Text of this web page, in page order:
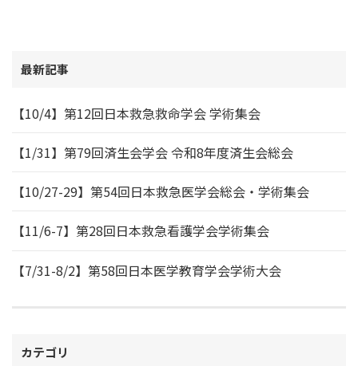
最新記事
【10/4】第12回日本救急救命学会 学術集会
【1/31】第79回済生会学会 令和8年度済生会総会
【10/27-29】第54回日本救急医学会総会・学術集会
【11/6-7】第28回日本救急看護学会学術集会
【7/31-8/2】第58回日本医学教育学会学術大会
カテゴリ